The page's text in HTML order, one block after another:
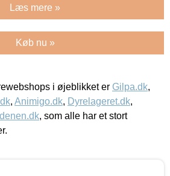
Læs mere »
Køb nu »
i øjeblikket er Gilpa.dk,
, Animigo.dk, Dyrelageret.dk,
, som alle har et stort